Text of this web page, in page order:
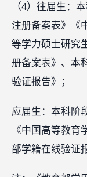
（4）往届生：
注册备案表》《
等学力硕士研究
册备案表》、本
验证报告》；
应届生：本科阶
《中国高等教
部学籍在线验证